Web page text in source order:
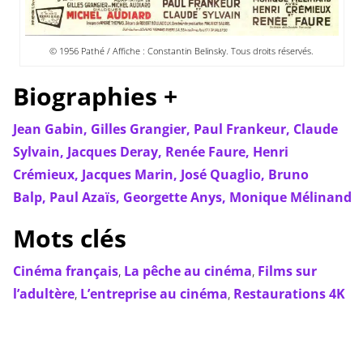
© 1956 Pathé / Affiche : Constantin Belinsky. Tous droits réservés.
Biographies +
Jean Gabin, Gilles Grangier, Paul Frankeur, Claude
Sylvain, Jacques Deray, Renée Faure, Henri
Crémieux, Jacques Marin, José Quaglio, Bruno
Balp, Paul Azaïs, Georgette Anys, Monique Mélinand
Mots clés
Cinéma français, La pêche au cinéma, Films sur
l’adultère, L’entreprise au cinéma, Restaurations 4K